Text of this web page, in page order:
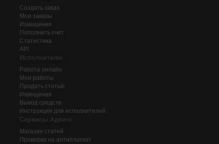
Создать заказ
Мои заказы
Извещения
Пополнить счёт
Статистика
API
Исполнителю
Работа онлайн
Мои работы
Продать статью
Извещения
Вывод средств
Инструкции для исполнителей
Сервисы Адвего
Магазин статей
Проверка на антиплагиат